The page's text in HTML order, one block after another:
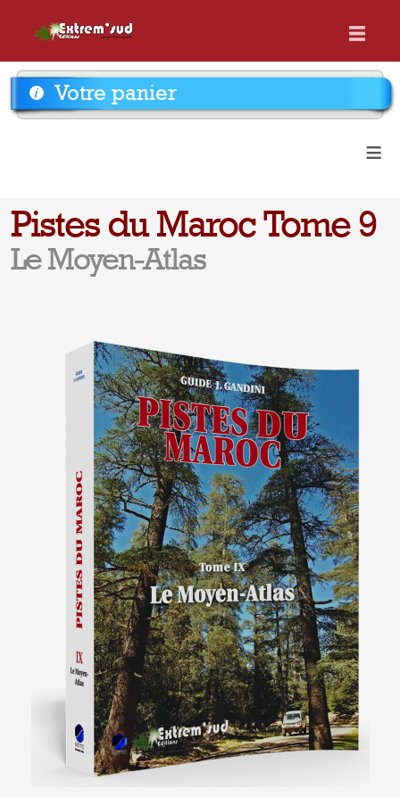
Votre panier
≡
Pistes du Maroc Tome 9
Le Moyen-Atlas